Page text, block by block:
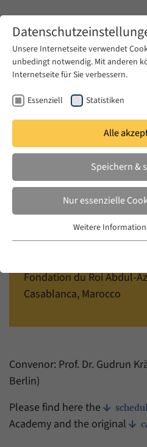
Zum Hauptinhalt springen
MO. 13 SEPT. 1999 – SO. 26
Notions of Law
Muslim Societies
Fondation du Roi Abdul-
Casablanca, Marocco
Convenor: Prof. Dr. Gudrun
Berlin)
Please find here the
Academy and the original
Unsere Internetseite verwendet
unbedingt notwendig. Mit anderen
Internetseite für Sie verbessern.
Essenziell Statistiken
Alle
Speichern &
Nur essenzielle
Essenzielle Cookies werden für
einwandfrei funktioniert.
Anbieter Forum
speichern.
Cookie-
Inhalte unserer Internetseite
wir auf der Plattform Matomo. Sie
Transregionale Studien e.V. zur
weitergegeben.
Name _pk_id
Cookie-
Weitere